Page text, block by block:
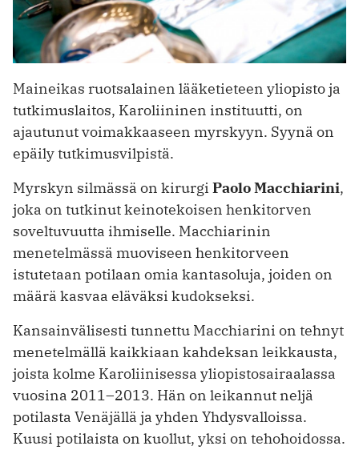
Maineikas ruotsalainen lääketieteen yliopisto ja
tutkimuslaitos, Karoliininen instituutti, on
ajautunut voimakkaaseen myrskyyn. Syynä on
epäily tutkimusvilpistä.
Myrskyn silmässä on kirurgi Paolo Macchiarini,
joka on tutkinut keinotekoisen henkitorven
soveltuvuutta ihmiselle. Macchiarinin
menetelmässä muoviseen henkitorveen
istutetaan potilaan omia kantasoluja, joiden on
määrä kasvaa eläväksi kudokseksi.
Kansainvälisesti tunnettu Macchiarini on tehnyt
menetelmällä kaikkiaan kahdeksan leikkausta,
joista kolme Karoliinisessa yliopistosairaalassa
vuosina 2011–2013. Hän on leikannut neljä
potilasta Venäjällä ja yhden Yhdysvalloissa.
Kuusi potilaista on kuollut, yksi on tehohoidossa.